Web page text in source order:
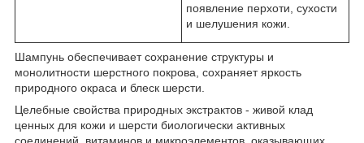
появление перхоти, сухости
и шелушения кожи.
Шампунь обеспечивает сохранение структуры и
монолитности шерстного покрова, сохраняет яркость
природного окраса и блеск шерсти.
Целебные свойства природных экстрактов - живой клад
ценных для кожи и шерсти биологически активных
соединений, витаминов и микроэлементов, оказывающих